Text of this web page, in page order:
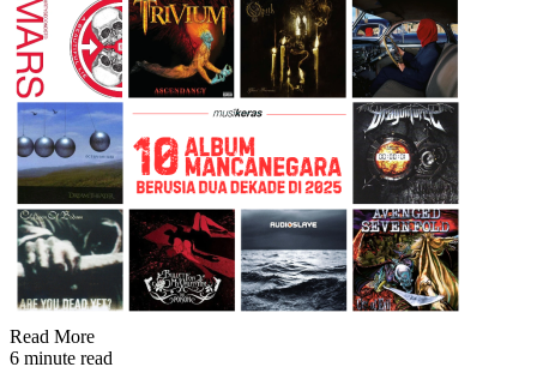
Read More
6 minute read